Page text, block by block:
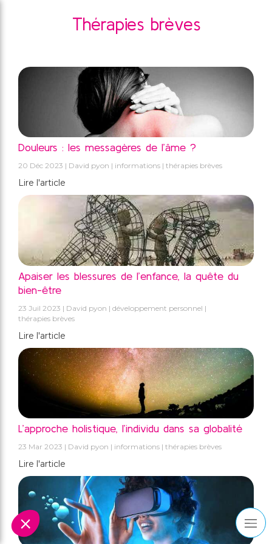
Thérapies brèves
Douleurs : les messagères de l’âme ?
20 Déc 2023 David pyon informations thérapies brèves
Lire l'article
Apaiser les blessures de l’enfance, la quête du
bien-être
23 Juil 2023 David pyon
développement personnel
thérapies brèves
Lire l'article
L’approche holistique, l’individu dans sa globalité
23 Mar 2023 David pyon informations thérapies brèves
Lire l'article